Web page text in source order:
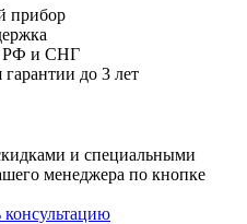
прибор
РФ и СНГ
до 3 лет
и специальными
менеджера по кнопке